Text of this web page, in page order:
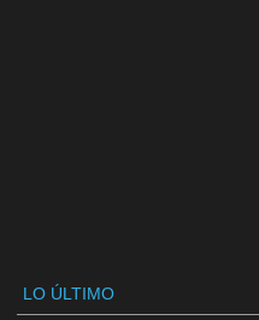
LO ÚLTIMO